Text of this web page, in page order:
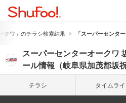
クワ」のチラシ検索結果 「スーパーセンタ
スーパーセンターオークワ
ール情報（岐阜県加茂郡坂祝
チラシ タイム ラ